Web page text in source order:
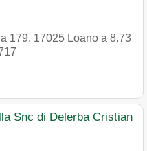
179, 17025 Loano a 8.73
Snc di Delerba Cristian